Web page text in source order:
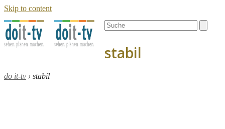
Skip to content
Open
mobile
Close
mobile
Search
stabil
do it-tv › stabil